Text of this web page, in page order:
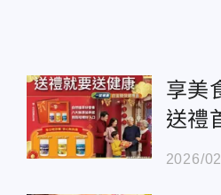
享美
送禮
級保
2026/